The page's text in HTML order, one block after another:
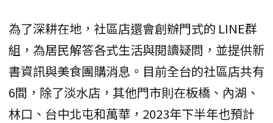
為了深耕在地，社區店還會創辦門式的 LINE群
組，為居民解答各式生活與閱讀疑問，並提供新
書資訊與美食團購消息。目前全台的社區店共有
6間，除了淡水店，其他門市則在板橋、內湖、
林口、台中北屯和萬華，2023年下半年也預計